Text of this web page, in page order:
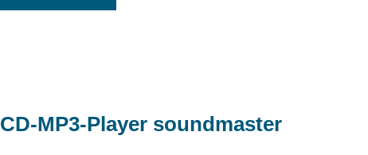
CD-MP3-Player soundmaster